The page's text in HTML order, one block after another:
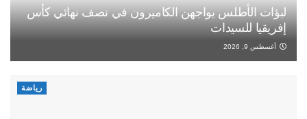
لبؤات الأطلس يواجهن الكاميرون في نصف نهائي كأس
إفريقيا للسيدات
أغسطس 9, 2026
رياضة